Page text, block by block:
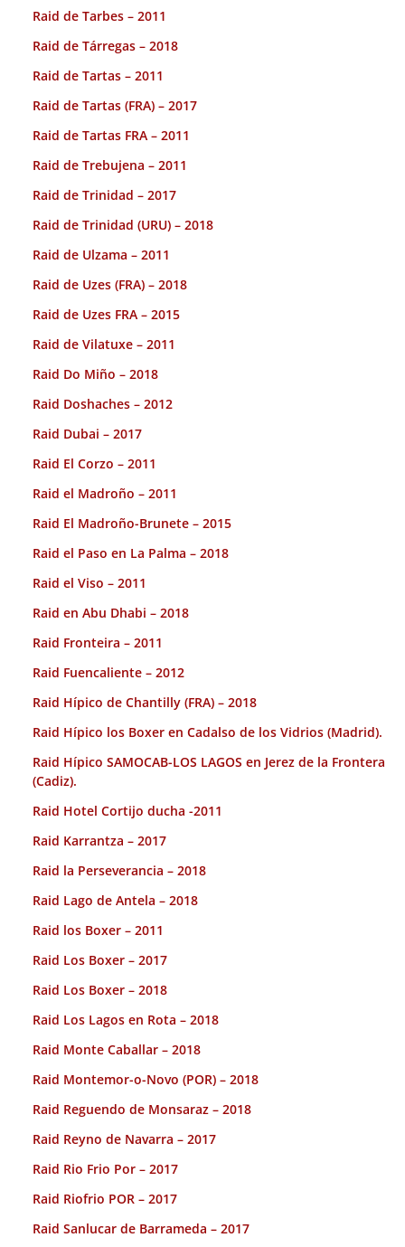
Raid de Tarbes – 2011
Raid de Tárregas – 2018
Raid de Tartas – 2011
Raid de Tartas (FRA) – 2017
Raid de Tartas FRA – 2011
Raid de Trebujena – 2011
Raid de Trinidad – 2017
Raid de Trinidad (URU) – 2018
Raid de Ulzama – 2011
Raid de Uzes (FRA) – 2018
Raid de Uzes FRA – 2015
Raid de Vilatuxe – 2011
Raid Do Miño – 2018
Raid Doshaches – 2012
Raid Dubai – 2017
Raid El Corzo – 2011
Raid el Madroño – 2011
Raid El Madroño-Brunete – 2015
Raid el Paso en La Palma – 2018
Raid el Viso – 2011
Raid en Abu Dhabi – 2018
Raid Fronteira – 2011
Raid Fuencaliente – 2012
Raid Hípico de Chantilly (FRA) – 2018
Raid Hípico los Boxer en Cadalso de los Vidrios (Madrid).
Raid Hípico SAMOCAB-LOS LAGOS en Jerez de la Frontera
(Cadiz).
Raid Hotel Cortijo ducha -2011
Raid Karrantza – 2017
Raid la Perseverancia – 2018
Raid Lago de Antela – 2018
Raid los Boxer – 2011
Raid Los Boxer – 2017
Raid Los Boxer – 2018
Raid Los Lagos en Rota – 2018
Raid Monte Caballar – 2018
Raid Montemor-o-Novo (POR) – 2018
Raid Reguendo de Monsaraz – 2018
Raid Reyno de Navarra – 2017
Raid Rio Frio Por – 2017
Raid Riofrio POR – 2017
Raid Sanlucar de Barrameda – 2017